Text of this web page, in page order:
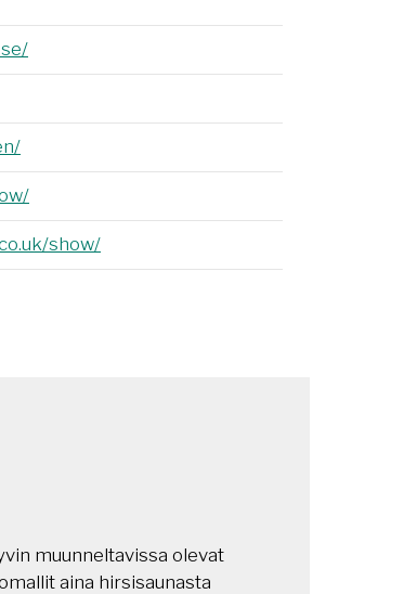
show/
muunneltavissa olevat
aina hirsisaunasta